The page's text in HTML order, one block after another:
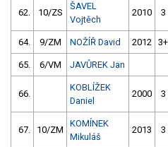
62. 10/ZS
ŠAVEL
Vojtěch
2010 3
64. 9/ZM NOŽÍŘ David 2012 3+
65. 6/VM JAVŮREK Jan
66.
KOBLÍŽEK
Daniel
2000 3
67. 10/ZM
KOMÍNEK
Mikuláš
2013 3